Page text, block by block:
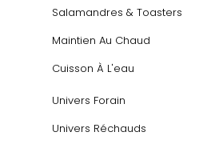
Salamandres & Toasters
Maintien Au Chaud
Cuisson À L'eau
Univers Forain
Univers Réchauds